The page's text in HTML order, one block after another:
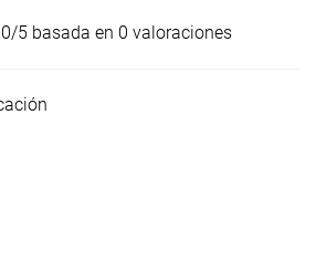
5 basada en 0 valoraciones